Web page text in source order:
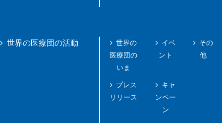
世界の医療団の活動
世界の
医療団の
いま
プレス
リリース
イベ
ント
キャ
ンペー
ン
その
他